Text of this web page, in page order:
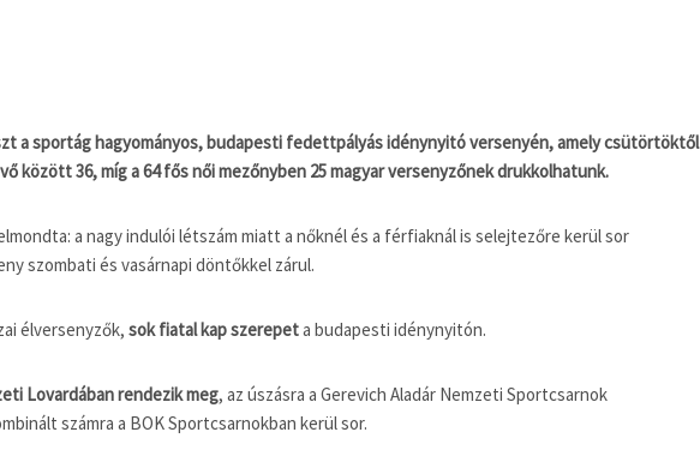
a sportág hagyományos, budapesti fedettpályás idénynyitó versenyén, amely csütörtöktől
között 36, míg a 64 fős női mezőnyben 25 magyar versenyzőnek drukkolhatunk.
a nagy indulói létszám miatt a nőknél és a férfiaknál is selejtezőre kerül sor
szombati és vasárnapi döntőkkel zárul.
élversenyzők, sok fiatal kap szerepeta budapesti idénynyitón.
Lovardában rendezik meg, az úszásra a Gerevich Aladár Nemzeti Sportcsarnok
számra a BOK Sportcsarnokban kerül sor.